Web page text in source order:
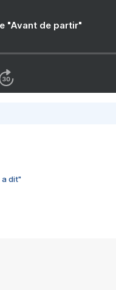
"Avant de partir"
a dit"